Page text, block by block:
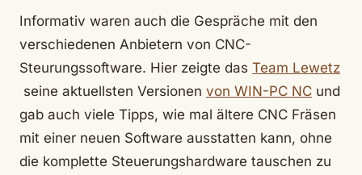
Informativ waren auch die Gespräche mit den
verschiedenen Anbietern von CNC-
Steurungssoftware. Hier zeigte das Team Lewetz
seine aktuellsten Versionen von WIN-PC NC und
gab auch viele Tipps, wie mal ältere CNC Fräsen
mit einer neuen Software ausstatten kann, ohne
die komplette Steuerungshardware tauschen zu